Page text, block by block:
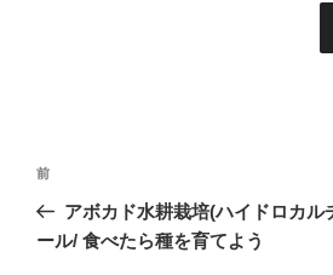
投
ナ
前
の
前
アボカド水耕栽培(ハイドロカル
ール/ 食べたら種を育てよう